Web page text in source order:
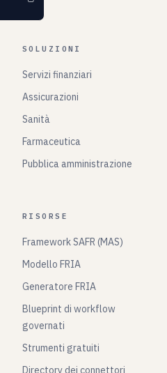
SOLUZIONI
Servizi finanziari
Assicurazioni
Sanità
Farmaceutica
Pubblica amministrazione
RISORSE
Framework SAFR (MAS)
Modello FRIA
Generatore FRIA
Blueprint di workflow
governati
Strumenti gratuiti
Directory dei connettori